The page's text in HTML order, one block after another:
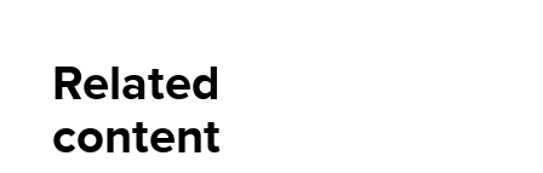
Related
content